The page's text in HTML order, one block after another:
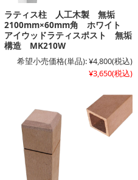
ラティス柱 人工木製 無垢
2100mm×60mm角 ホワイト
アイウッドラティスポスト 無垢
構造 MK210W
希望小売価格(単品):¥4,800(税込)
¥3,650(税込)